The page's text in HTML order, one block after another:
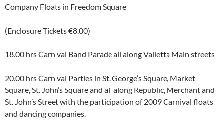
Company Floats in Freedom Square
(Enclosure Tickets €8.00)
18.00 hrs Carnival Band Parade all along Valletta Main streets
20.00 hrs Carnival Parties in St. George’s Square, Market
Square, St. John’s Square and all along Republic, Merchant and
St. John’s Street with the participation of 2009 Carnival floats
and dancing companies.